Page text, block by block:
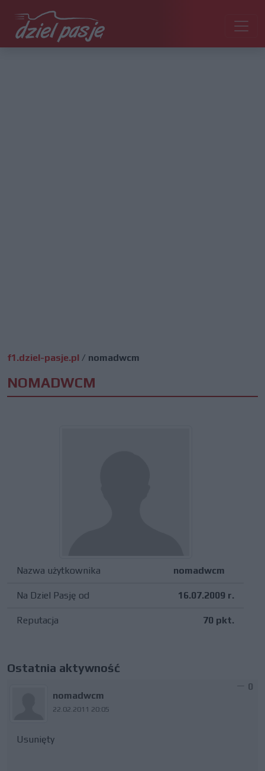
f1.dziel-pasje.pl / nomadwcm
NOMADWCM
Nazwa użytkownika nomadwcm
Na Dziel Pasję od 16.07.2009 r.
Reputacja 70 pkt.
Ostatnia aktywność
nomadwcm
22.02.2011 20:05
0
Usunięty